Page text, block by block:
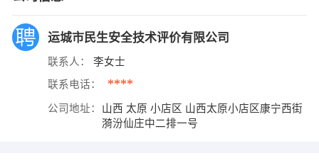
运城市民生安全技术评价有限公司
联系人： 李女士
联系电话： ****
公司地址：
山西 太原 小店区 山西太原小店区康宁西街
漪汾仙庄中二排一号